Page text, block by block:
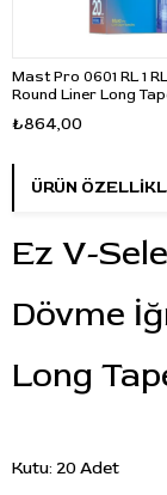
Mast Pro 0601 RL 1
Round Liner Long
₺864,00
ÜRÜN
Ez V-
Dövme
Long
Kutu: 20 Adet